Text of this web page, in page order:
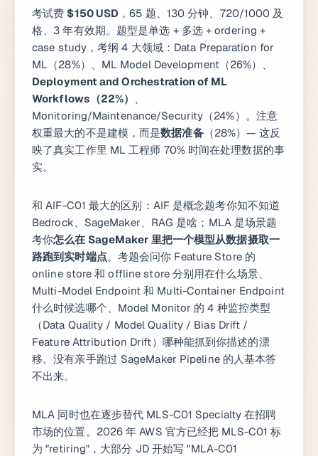
考试费 $150 USD ，65 题、130 分钟、720/1000 及
格、3 年有效期。题型是单选 + 多选 + ordering +
case study，考纲 4 大领域：Data Preparation for
ML（28%）、ML Model Development（26%）、
Deployment and Orchestration of ML
Workflows（22%） 、
Monitoring/Maintenance/Security（24%）。注意
权重最大的不是建模，而是数据准备（28%）— 这反
映了真实工作里 ML 工程师 70% 时间在处理数据的事
实。
和 AIF-C01 最大的区别：AIF 是概念题考你知不知道
Bedrock、SageMaker、RAG 是啥；MLA 是场景题
考你怎么在 SageMaker 里把一个模型从数据摄取一
路跑到实时端点。考题会问你 Feature Store 的
online store 和 offline store 分别用在什么场景、
Multi-Model Endpoint 和 Multi-Container Endpoint
什么时候选哪个、Model Monitor 的 4 种监控类型
（Data Quality / Model Quality / Bias Drift /
Feature Attribution Drift）哪种能抓到你描述的漂
移。没有亲手跑过 SageMaker Pipeline 的人基本答
不出来。
MLA 同时也在逐步替代 MLS-C01 Specialty 在招聘
市场的位置。2026 年 AWS 官方已经把 MLS-C01 标
为 "retiring"，大部分 JD 开始写 "MLA-C01